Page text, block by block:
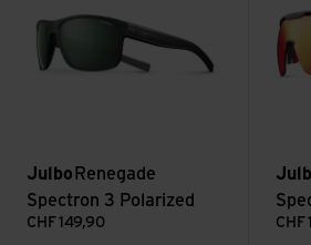
Julbo Renegade
Spectron 3 Polarized
CHF 149,90 CHF